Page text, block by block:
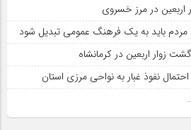
اربعین در مرز خسروی
مردم باید به یک فرهنگ عمومی تبدیل شود
زوار اربعین در کرمانشاه
احتمال نفوذ غبار به نواحی مرزی استان